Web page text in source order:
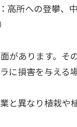
：高所への登攀
があります。
に損害を与え
と異なり植栽